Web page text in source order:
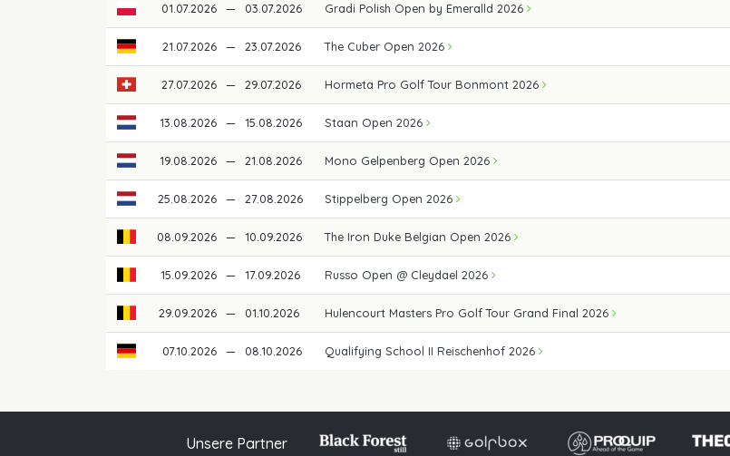
01.07.2026 — 03.07.2026 Gradi Polish Open by Emeralld 2026
21.07.2026 — 23.07.2026 The Cuber Open 2026
27.07.2026 — 29.07.2026 Hormeta Pro Golf Tour Bonmont 2026
13.08.2026 — 15.08.2026 Staan Open 2026
19.08.2026 — 21.08.2026 Mono Gelpenberg Open 2026
25.08.2026 — 27.08.2026 Stippelberg Open 2026
08.09.2026 — 10.09.2026 The Iron Duke Belgian Open 2026
15.09.2026 — 17.09.2026 Russo Open @ Cleydael 2026
29.09.2026 — 01.10.2026 Hulencourt Masters Pro Golf Tour Grand Final 2026
07.10.2026 — 08.10.2026 Qualifying School II Reischenhof 2026
Unsere Partner